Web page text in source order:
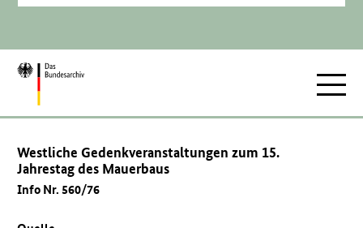
Zur
Westliche Gedenkveranstaltungen zum 15.
Jahrestag des Mauerbaus
Info Nr. 560/76